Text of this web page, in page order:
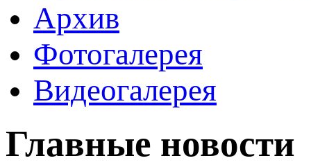
Архив
Фотогалерея
Видеогалерея
Главные новости